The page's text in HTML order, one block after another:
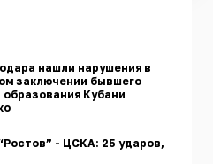
нашли нарушения в
заключении бывшего
Кубани
- ЦСКА: 25 ударов,